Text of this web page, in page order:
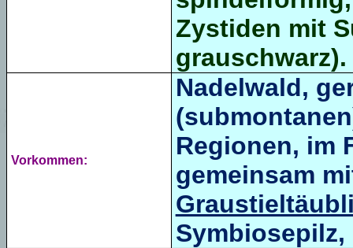
Zystiden mit
grauschwarz).
Vorkommen:
Nadelwald,
(
Regionen, im
gemeinsam